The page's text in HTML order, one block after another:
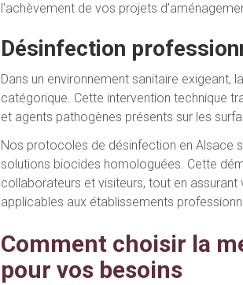
l'achèvement de vos projets
Désinfection
Dans un environnement sanitaire
catégorique. Cette intervention technique
et agents pathogènes présents sur les
Nos protocoles de désinfection en Alsace
solutions biocides homologuées. Cette
collaborateurs et visiteurs, tout en
applicables aux établissements
Comment choisir la
pour vos besoins